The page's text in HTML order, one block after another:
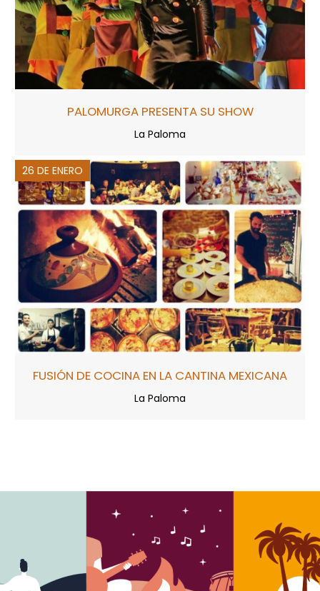
PALOMURGA PRESENTA SU SHOW
La Paloma
26 DE ENERO
FUSIÓN DE COCINA EN LA CANTINA MEXICANA
La Paloma